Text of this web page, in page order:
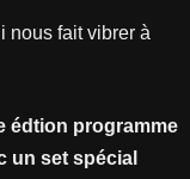
nous fait vibrer à
édtion programme
un set spécial